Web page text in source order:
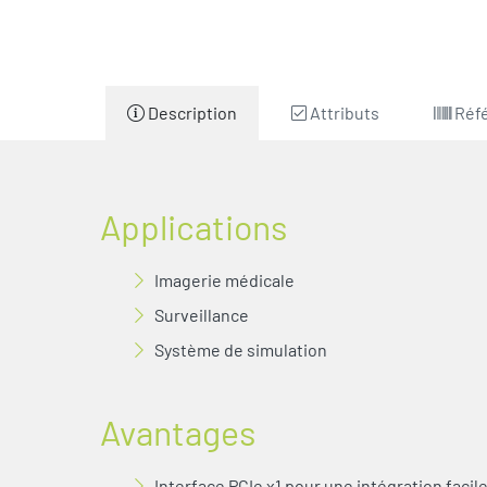
Description Attributs
Applications
Imagerie médicale
Surveillance
Système de simulation
Avantages